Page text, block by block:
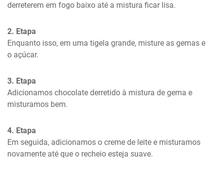
derreterem em fogo baixo até a mistura ficar lisa.
2. Etapa
Enquanto isso, em uma tigela grande, misture as gemas e
o açúcar.
3. Etapa
Adicionamos chocolate derretido à mistura de gema e
misturamos bem.
4. Etapa
Em seguida, adicionamos o creme de leite e misturamos
novamente até que o recheio esteja suave.